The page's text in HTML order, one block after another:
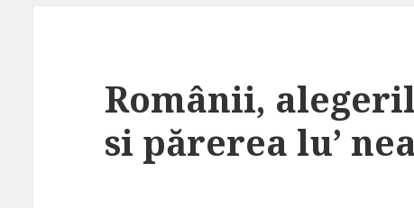
Românii,
si părerea lu’